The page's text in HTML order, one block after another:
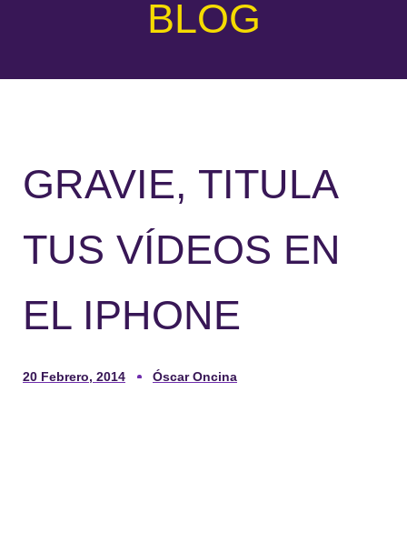
BLOG
GRAVIE, TITULA
TUS VÍDEOS EN
EL IPHONE
20 Febrero, 2014 Óscar Oncina